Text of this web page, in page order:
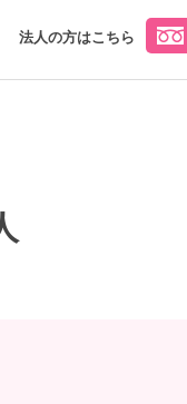
法人の方はこちら